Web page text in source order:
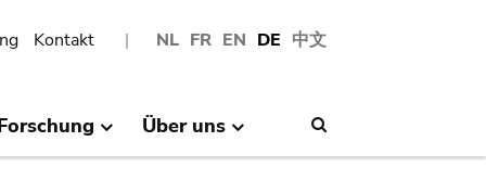
NL FR EN DE 中文
Kontakt
Über uns